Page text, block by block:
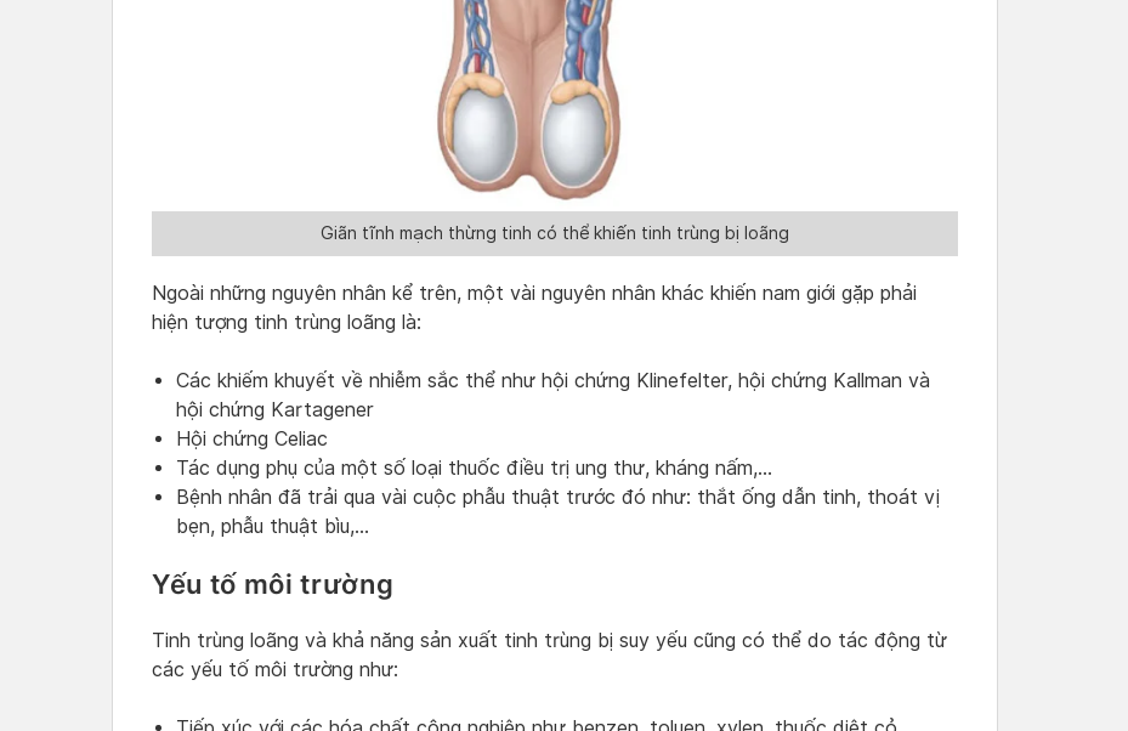
Giãn tĩnh mạch thừng tinh có thể khiến tinh trùng bị loãng
Ngoài những nguyên nhân kể trên, một vài nguyên nhân khác khiến nam giới gặp phải
hiện tượng tinh trùng loãng là:
Các khiếm khuyết về nhiễm sắc thể như hội chứng Klinefelter, hội chứng Kallman và
hội chứng Kartagener
Hội chứng Celiac
Tác dụng phụ của một số loại thuốc điều trị ung thư, kháng nấm,…
Bệnh nhân đã trải qua vài cuộc phẫu thuật trước đó như: thắt ống dẫn tinh, thoát vị
bẹn, phẫu thuật bìu,…
Yếu tố môi trường
Tinh trùng loãng và khả năng sản xuất tinh trùng bị suy yếu cũng có thể do tác động từ
các yếu tố môi trường như: